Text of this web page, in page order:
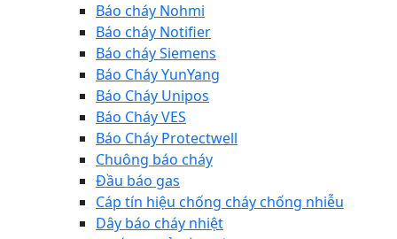
Báo cháy Nohmi
Báo cháy Notifier
Báo cháy Siemens
Báo Cháy YunYang
Báo Cháy Unipos
Báo Cháy VES
Báo Cháy Protectwell
Chuông báo cháy
Đầu báo gas
Cáp tín hiệu chống cháy chống nhiễu
Dây báo cháy nhiệt